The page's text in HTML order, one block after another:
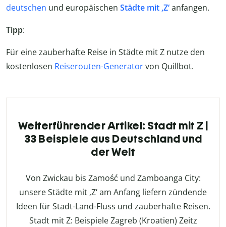
deutschen und europäischen Städte mit ‚Z‘anfangen.
Tipp:
Für eine zauberhafte Reise in Städte mit Z nutze den
kostenlosen Reiserouten-Generatorvon Quillbot.
Weiterführender Artikel: Stadt mit Z |
33 Beispiele aus Deutschland und
der Welt
Von Zwickau bis Zamość und Zamboanga City:
unsere Städte mit ‚Z‘ am Anfang liefern zündende
Ideen für Stadt-Land-Fluss und zauberhafte Reisen.
Stadt mit Z: Beispiele Zagreb (Kroatien) Zeitz